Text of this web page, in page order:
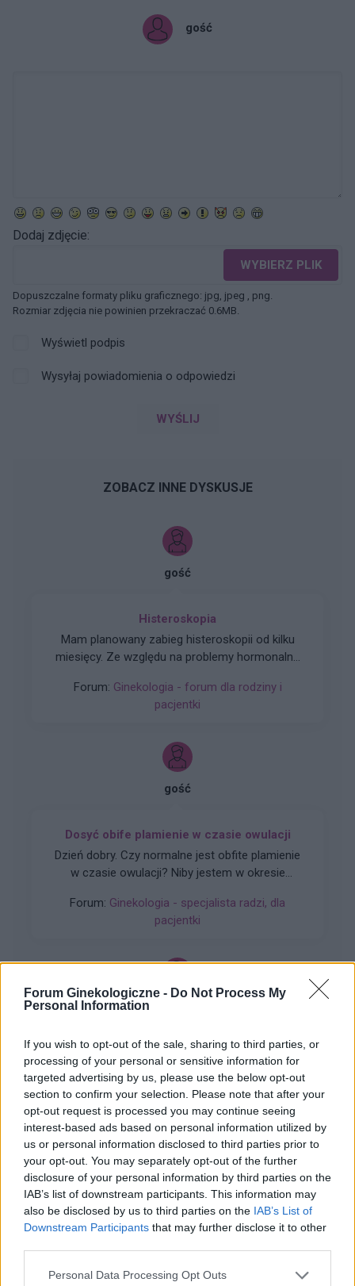
Forum Ginekologiczne - Do Not Process My
Personal Information
If you wish to opt-out of the sale, sharing to third parties, or
processing of your personal or sensitive information for
targeted advertising by us, please use the below opt-out
section to confirm your selection. Please note that after your
opt-out request is processed you may continue seeing
interest-based ads based on personal information utilized by
us or personal information disclosed to third parties prior to
your opt-out. You may separately opt-out of the further
disclosure of your personal information by third parties on the
IAB’s list of downstream participants. This information may
also be disclosed by us to third parties on the IAB’s List of
Downstream Participants that may further disclose it to other
Personal Data Processing Opt Outs
gość
Dodaj zdjęcie:
WYBIERZ PLIK
Dopuszczalne formaty pliku graficznego: jpg, jpeg , png.
Rozmiar zdjęcia nie powinien przekraczać 0.6MB.
Wyświetl podpis
Wysyłaj powiadomienia o odpowiedzi
WYŚLIJ
ZOBACZ INNE DYSKUSJE
gość
Histeroskopia
Mam planowany zabieg histeroskopii od kilku
miesięcy. Ze względu na problemy hormonalne
mam zabieg a pojawiła mi się miesiączka. Czy
podczas lekkich plamień na początku cyklu
Forum: Ginekologia - forum dla rodziny i
pacjentki
gość
Dosyć obife plamienie w czasie owulacji
Dzień dobry. Czy normalne jest obfite plamienie
w czasie owulacji? Niby jestem w okresie
skrzep krwi i plamie cały czas świeżą krwią.
Czuję w macicy lekkie pieczenie i zastanawiam
Proszę o poradę na co zwrócić uwagę i czy jest
wizytę u ginekologa, gdzie robione było również
USG i wszystkie badania były ok.
Forum: Ginekologia - specjalista radzi, dla
pacjentki
Witam co to może być ?
Zaczęło swędzieć i zobaczyłam to
Forum:Ginekologia - specjalista radzi, dla
pacjentki
gość
Macica
Witam od miesiąca wystaje mi coś z pochwy